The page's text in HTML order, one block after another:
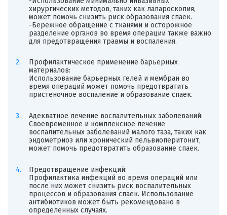
хирургических методов, таких как лапароскопия,
может помочь снизить риск образования спаек.
-Бережное обращение с тканями и осторожное
разделение органов во время операции также важно
для предотвращения травмы и воспаления.
Профилактическое применение барьерных
материалов:
Использование барьерных гелей и мембран во
время операций может помочь предотвратить
пристеночное воспаление и образование спаек.
Адекватное лечение воспалительных заболеваний:
Своевременное и комплексное лечение
воспалительных заболеваний малого таза, таких как
эндометриоз или хронический пельвиоперитонит,
может помочь предотвратить образование спаек.
Предотвращение инфекций:
Профилактика инфекций во время операций или
после них может снизить риск воспалительных
процессов и образования спаек. Использование
антибиотиков может быть рекомендовано в
определенных случаях.